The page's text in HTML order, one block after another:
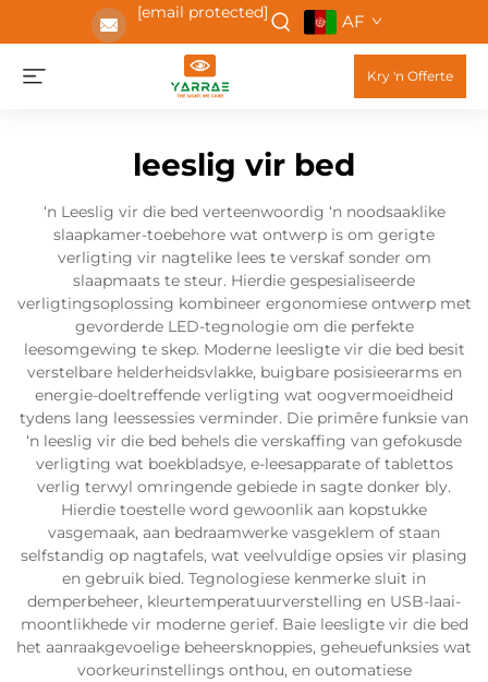
[email protected] AF
Kry 'n Offerte
leeslig vir bed
‘n Leeslig vir die bed verteenwoordig ‘n noodsaaklike
slaapkamer-toebehore wat ontwerp is om gerigte
verligting vir nagtelike lees te verskaf sonder om
slaapmaats te steur. Hierdie gespesialiseerde
verligtingsoplossing kombineer ergonomiese ontwerp met
gevorderde LED-tegnologie om die perfekte
leesomgewing te skep. Moderne leesligte vir die bed besit
verstelbare helderheidsvlakke, buigbare posisieerarms en
energie-doeltreffende verligting wat oogvermoeidheid
tydens lang leessessies verminder. Die primêre funksie van
‘n leeslig vir die bed behels die verskaffing van gefokusde
verligting wat boekbladsye, e-leesapparate of tablettos
verlig terwyl omringende gebiede in sagte donker bly.
Hierdie toestelle word gewoonlik aan kopstukke
vasgemaak, aan bedraamwerke vasgeklem of staan
selfstandig op nagtafels, wat veelvuldige opsies vir plasing
en gebruik bied. Tegnologiese kenmerke sluit in
demperbeheer, kleurtemperatuurverstelling en USB-laai-
moontlikhede vir moderne gerief. Baie leesligte vir die bed
het aanraakgevoelige beheersknoppies, geheuefunksies wat
voorkeurinstellings onthou, en outomatiese